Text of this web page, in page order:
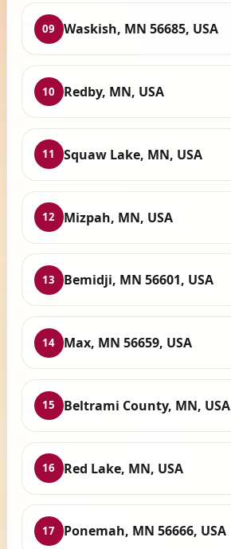
09 Waskish, MN 56685, USA
10 Redby, MN, USA
11 Squaw Lake, MN, USA
12 Mizpah, MN, USA
13 Bemidji, MN 56601, USA
14 Max, MN 56659, USA
15 Beltrami County, MN, USA
16 Red Lake, MN, USA
17 Ponemah, MN 56666, USA